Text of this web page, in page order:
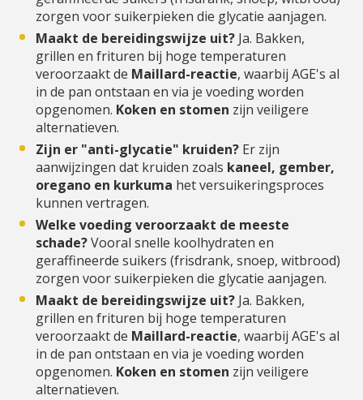
zorgen voor suikerpieken die glycatie aanjagen.
Maakt de bereidingswijze uit? Ja. Bakken,
grillen en frituren bij hoge temperaturen
veroorzaakt de Maillard-reactie, waarbij AGE's al
in de pan ontstaan en via je voeding worden
opgenomen. Koken en stomen zijn veiligere
alternatieven.
Zijn er "anti-glycatie" kruiden? Er zijn
aanwijzingen dat kruiden zoals kaneel, gember,
oregano en kurkuma het versuikeringsproces
kunnen vertragen.
Welke voeding veroorzaakt de meeste
schade?Vooral snelle koolhydraten en
geraffineerde suikers (frisdrank, snoep, witbrood)
zorgen voor suikerpieken die glycatie aanjagen.
Maakt de bereidingswijze uit? Ja. Bakken,
grillen en frituren bij hoge temperaturen
veroorzaakt de Maillard-reactie, waarbij AGE's al
in de pan ontstaan en via je voeding worden
opgenomen. Koken en stomen zijn veiligere
alternatieven.